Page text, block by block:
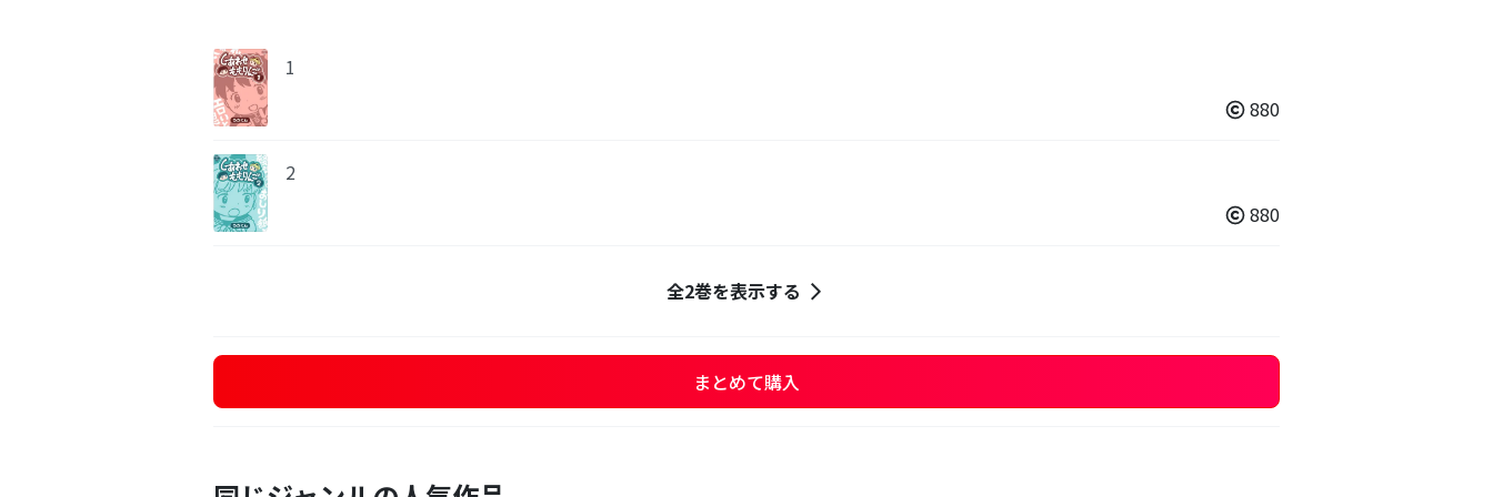
1
880
2
880
全2巻を表示する
まとめて購入